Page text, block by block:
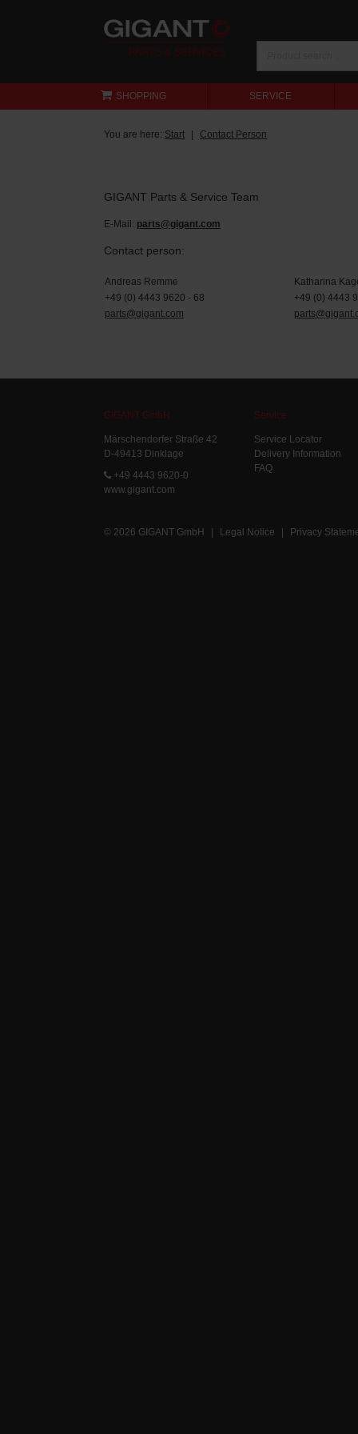
SHOPPING SERVICE
You are here: Start Contact Person
GIGANT Parts & Service Team
E-Mail: parts@gigant.com
Contact person:
Andreas Remme
Katharina
+49 (0) 4443 9620 - 68
+49 (0) 4443
parts@gigant.com
GIGANT GmbH
Märschendorfer Straße 42
D-49413 Dinklage
+49 4443 9620-0
www.gigant.com
Service
Service Locator
Delivery Information
FAQ
© 2026 GIGANT GmbH | Legal Notice | Privacy